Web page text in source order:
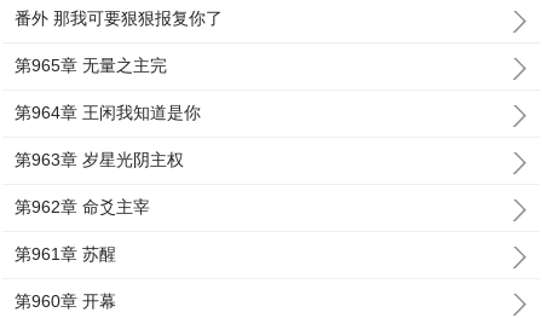
番外 那我可要狠狠报复你了
第965章 无量之主完
第964章 王闲我知道是你
第963章 岁星光阴主权
第962章 命爻主宰
第961章 苏醒
第960章 开幕